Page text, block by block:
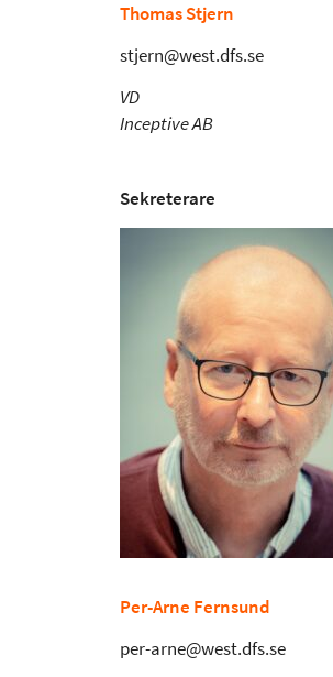
Thomas Stjern
stjern@west.dfs.se
VD
Inceptive AB
Sekreterare
Per-Arne Fernsund
per-arne@west.dfs.se